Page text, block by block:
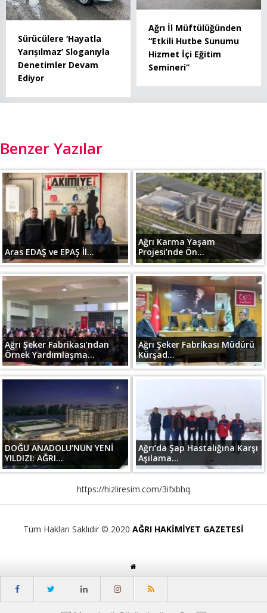
Sürücülere ‘Hayatla
Yarıșılmaz’ Sloganıyla
Denetimler Devam
Ediyor
Ağrı İl Müftülüğünden
“Etkili Hutbe Sunumu
Hizmet İçi Eğitim
Semineri”
Benzer Yazılar
Aras EDAŞ ve EPAŞ İl...
Ağrı Karma Yaşam
Projesi’nde Ön...
Ağrı Şeker Fabrikası’ndan
Örnek Yardımlaşma...
Ağrı Şeker Fabrikası Müdürü
Kürşad...
DOĞU ANADOLU’NUN YENİ
YILDIZI: AĞRI...
Ağrı’da Şap Hastalığına Karşı
Aşılama...
https://hizliresim.com/3ifxbhq
Tüm Hakları Saklıdır © 2020 AĞRI HAKİMİYET GAZETESİ